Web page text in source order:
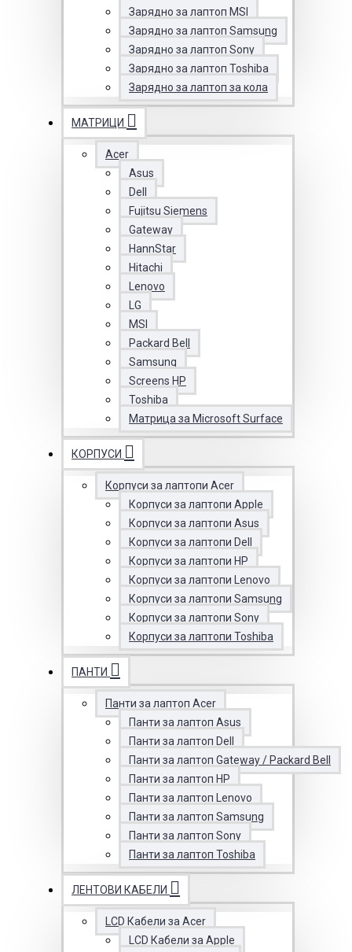
Зарядно за лаптоп MSI
Зарядно за лаптоп Samsung
Зарядно за лаптоп Sony
Зарядно за лаптоп Toshiba
Зарядно за лаптоп за кола
МАТРИЦИ
Acer
Asus
Dell
Fujitsu Siemens
Gateway
HannStar
Hitachi
Lenovo
LG
MSI
Packard Bell
Samsung
Screens HP
Toshiba
Матрица за Microsoft Surface
КОРПУСИ
Корпуси за лаптопи Acer
Корпуси за лаптопи Apple
Корпуси за лаптопи Asus
Корпуси за лаптопи Dell
Корпуси за лаптопи HP
Корпуси за лаптопи Lenovo
Корпуси за лаптопи Samsung
Корпуси за лаптопи Sony
Корпуси за лаптопи Toshiba
ПАНТИ
Панти за лаптоп Acer
Панти за лаптоп Asus
Панти за лаптоп Dell
Панти за лаптоп Gateway / Packard Bell
Панти за лаптоп HP
Панти за лаптоп Lenovo
Панти за лаптоп Samsung
Панти за лаптоп Sony
Панти за лаптоп Toshiba
ЛЕНТОВИ КАБЕЛИ
LCD Кабели за Acer
LCD Кабели за Apple